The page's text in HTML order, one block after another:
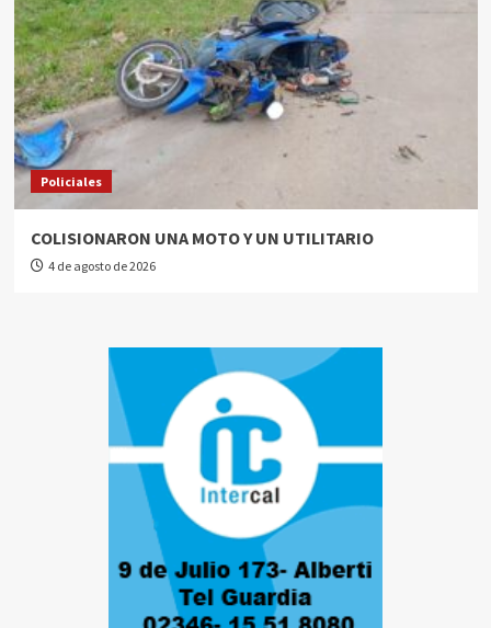
Policiales
COLISIONARON UNA MOTO Y UN UTILITARIO
4 de agosto de 2026